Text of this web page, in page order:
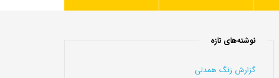
نوشته‌های تازه
گزارش زنگ همدلی